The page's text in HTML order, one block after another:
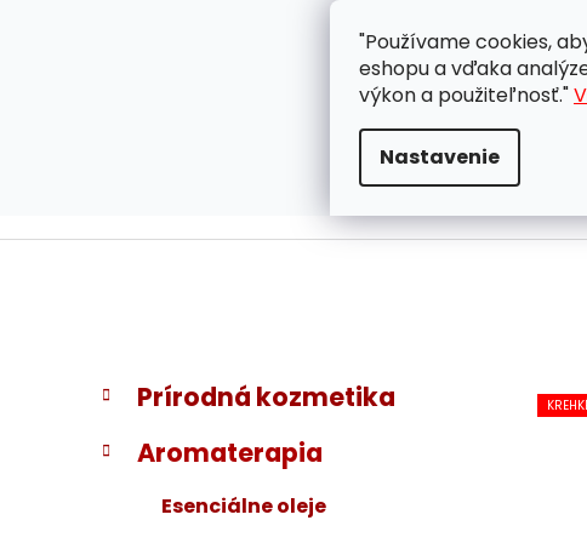
"Používame cookies,
eshopu a vďaka
výkon a použiteľnosť."
Nastavenie
ZÁKAZNÍCKA PODPORA
B
č
Preskočiť
kategórie
K
a
t
e
Prírodná kozmetika
Aromaterapia
Esenciálne oleje